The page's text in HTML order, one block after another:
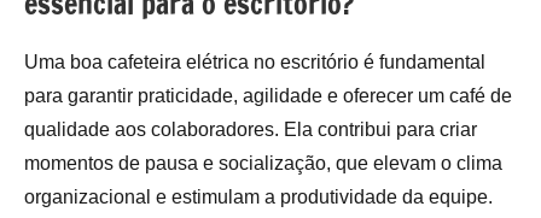
Uma boa cafeteira elétrica no escritório é fundamental
para garantir praticidade, agilidade e oferecer um café de
qualidade aos colaboradores. Ela contribui para criar
momentos de pausa e socialização, que elevam o clima
organizacional e estimulam a produtividade da equipe.